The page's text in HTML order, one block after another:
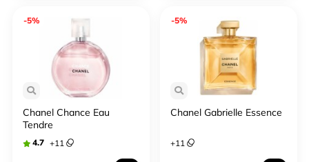
-5%
Chanel Chance Eau
Tendre
4.7 +11
-5%
Chanel Gabrielle Essence
+11